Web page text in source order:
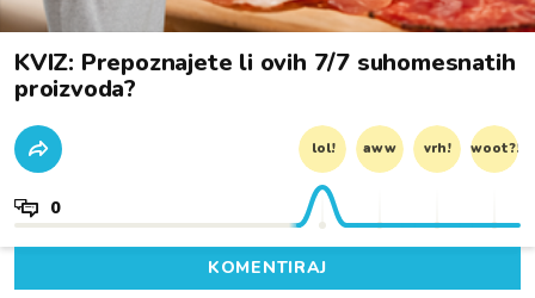
KVIZ: Prepoznajete li ovih 7/7 suhomesnatih
proizvoda?
lol! aww vrh! woot?!
0
KOMENTIRAJ